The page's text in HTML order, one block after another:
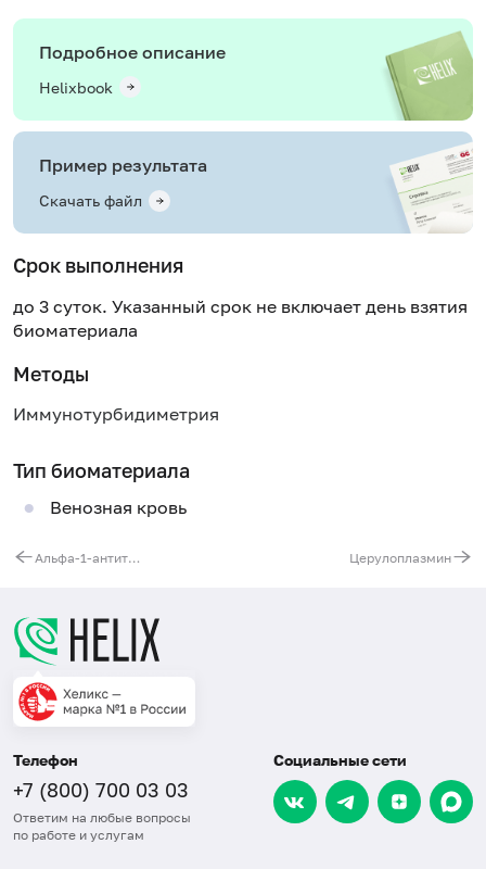
Подробное описание
Helixbook
Пример результата
Скачать файл
Срок выполнения
до 3 суток. Указанный срок не включает день взятия
биоматериала
Методы
Иммунотурбидиметрия
Тип биоматериала
Венозная кровь
Альфа-1-антитрипсин Церулоплазмин
Телефон
+7 (800) 700 03 03
Ответим на любые вопросы
по работе и услугам
Социальные сети